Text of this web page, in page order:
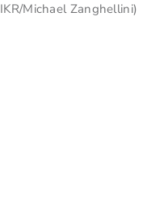
IKR/Michael Zanghellini)